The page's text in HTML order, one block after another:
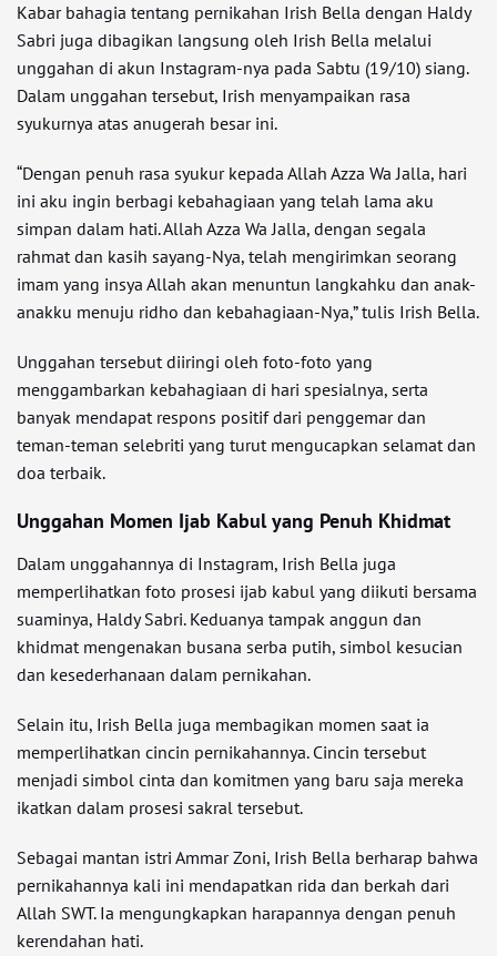
Kabar bahagia tentang pernikahan Irish Bella dengan Haldy
Sabri juga dibagikan langsung oleh Irish Bella melalui
unggahan di akun Instagram-nya pada Sabtu (19/10) siang.
Dalam unggahan tersebut, Irish menyampaikan rasa
syukurnya atas anugerah besar ini.
“Dengan penuh rasa syukur kepada Allah Azza Wa Jalla, hari
ini aku ingin berbagi kebahagiaan yang telah lama aku
simpan dalam hati. Allah Azza Wa Jalla, dengan segala
rahmat dan kasih sayang-Nya, telah mengirimkan seorang
imam yang insya Allah akan menuntun langkahku dan anak-
anakku menuju ridho dan kebahagiaan-Nya,” tulis Irish Bella.
Unggahan tersebut diiringi oleh foto-foto yang
menggambarkan kebahagiaan di hari spesialnya, serta
banyak mendapat respons positif dari penggemar dan
teman-teman selebriti yang turut mengucapkan selamat dan
doa terbaik.
Unggahan Momen Ijab Kabul yang Penuh Khidmat
Dalam unggahannya di Instagram, Irish Bella juga
memperlihatkan foto prosesi ijab kabul yang diikuti bersama
suaminya, Haldy Sabri. Keduanya tampak anggun dan
khidmat mengenakan busana serba putih, simbol kesucian
dan kesederhanaan dalam pernikahan.
Selain itu, Irish Bella juga membagikan momen saat ia
memperlihatkan cincin pernikahannya. Cincin tersebut
menjadi simbol cinta dan komitmen yang baru saja mereka
ikatkan dalam prosesi sakral tersebut.
Sebagai mantan istri Ammar Zoni, Irish Bella berharap bahwa
pernikahannya kali ini mendapatkan rida dan berkah dari
Allah SWT. Ia mengungkapkan harapannya dengan penuh
kerendahan hati.